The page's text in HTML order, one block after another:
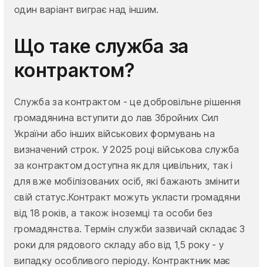
один варіант виграє над іншим.
Що таке служба за
контрактом?
Служба за контрактом - це добровільне рішення
громадянина вступити до лав Збройних Сил
України або інших військових формувань на
визначений строк. У 2025 році військова служба
за контрактом доступна як для цивільних, так і
для вже мобілізованих осіб, які бажають змінити
свій статус.Контракт можуть укласти громадяни
від 18 років, а також іноземці та особи без
громадянства. Термін служби зазвичай складає 3
роки для рядового складу або від 1,5 року - у
випадку особливого періоду. Контрактник має